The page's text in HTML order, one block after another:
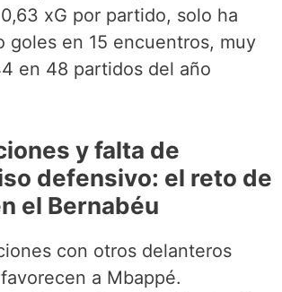
xG por partido, solo ha
goles en 15 encuentros, muy
en 48 partidos del año
y falta de
defensivo: el reto de
el Bernabéu
con otros delanteros
a Mbappé.